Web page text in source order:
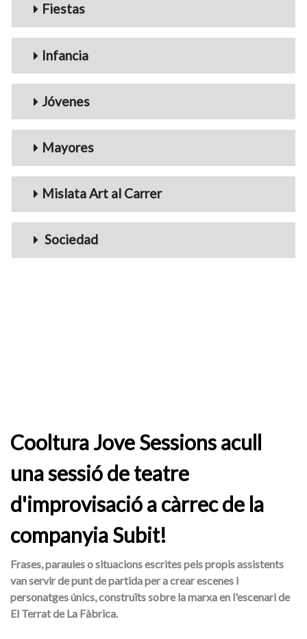
Fiestas
Infancia
Jóvenes
Mayores
Mislata Art al Carrer
Sociedad
Cooltura Jove Sessions acull
una sessió de teatre
d'improvisació a càrrec de la
companyia Subit!
Frases, paraules o situacions escrites pels propis assistents
van servir de punt de partida per a crear escenes i
personatges únics, construïts sobre la marxa en l'escenari de
El Terrat de La Fàbrica.